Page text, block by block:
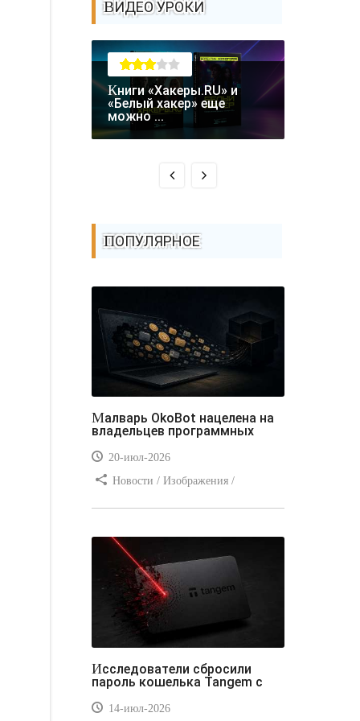
ВИДЕО УРОКИ
Книги «Хакеры.RU» и
«Белый хакер» еще
можно ...
ПОПУЛЯРНОЕ
Малварь OkoBot нацелена на
владельцев программных
20-июл-2026
Новости / Изображения /
Самоучитель CSS / Линии и рамки /
Видео уроки / Заработок
Исследователи сбросили
пароль кошелька Tangem с
14-июл-2026